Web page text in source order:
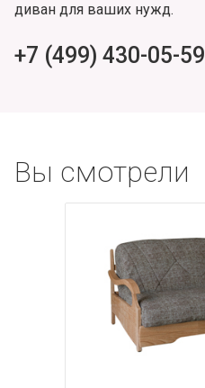
диван для ваших нужд.
+7 (499) 430-05-59
Вы смотрели